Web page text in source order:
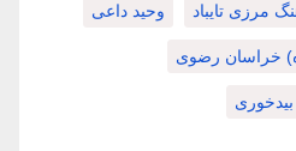
مرزی تایباد وحید داعی
خراسان رضوی